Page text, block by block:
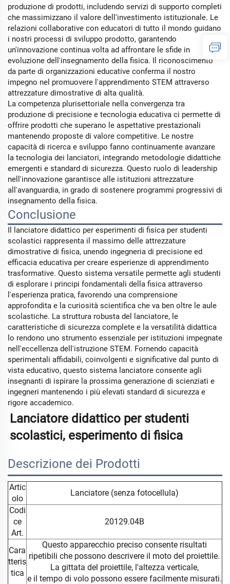
produzione di prodotti, includendo servizi di supporto completi
che massimizzano il valore dell'investimento istituzionale. Le
relazioni collaborative con educatori di tutto il mondo guidano
i nostri processi di sviluppo prodotto, garantendo
un'innovazione continua volta ad affrontare le sfide in
evoluzione dell'insegnamento della fisica. Il riconoscimento
da parte di organizzazioni educative conferma il nostro
impegno nel promuovere l'apprendimento STEM attraverso
attrezzature dimostrative di alta qualità.
La competenza plurisettoriale nella convergenza tra
produzione di precisione e tecnologia educativa ci permette di
offrire prodotti che superano le aspettative prestazionali
mantenendo proposte di valore competitive. Le nostre
capacità di ricerca e sviluppo fanno continuamente avanzare
la tecnologia dei lanciatori, integrando metodologie didattiche
emergenti e standard di sicurezza. Questo ruolo di leadership
nell'innovazione garantisce alle istituzioni attrezzature
all'avanguardia, in grado di sostenere programmi progressivi di
insegnamento della fisica.
Conclusione
Il lanciatore didattico per esperimenti di fisica per studenti
scolastici rappresenta il massimo delle attrezzature
dimostrative di fisica, unendo ingegneria di precisione ed
efficacia educativa per creare esperienze di apprendimento
trasformative. Questo sistema versatile permette agli studenti
di esplorare i principi fondamentali della fisica attraverso
l'esperienza pratica, favorendo una comprensione
approfondita e la curiosità scientifica che va ben oltre le aule
scolastiche. La struttura robusta del lanciatore, le
caratteristiche di sicurezza complete e la versatilità didattica
lo rendono uno strumento essenziale per istituzioni impegnate
nell'eccellenza dell'istruzione STEM. Fornendo capacità
sperimentali affidabili, coinvolgenti e significative dal punto di
vista educativo, questo sistema lanciatore consente agli
insegnanti di ispirare la prossima generazione di scienziati e
ingegneri mantenendo i più elevati standard di sicurezza e
rigore accademico.
Lanciatore didattico per studenti
scolastici, esperimento di fisica
Descrizione dei Prodotti
Artic
olo
Lanciatore (senza fotocellula)
Codi
ce
Art.
20129.04B
Cara
tteris
tica
Questo apparecchio preciso consente risultati
ripetibili che possono descrivere il moto del proiettile.
La gittata del proiettile, l'altezza verticale,
e il tempo di volo possono essere facilmente misurati.